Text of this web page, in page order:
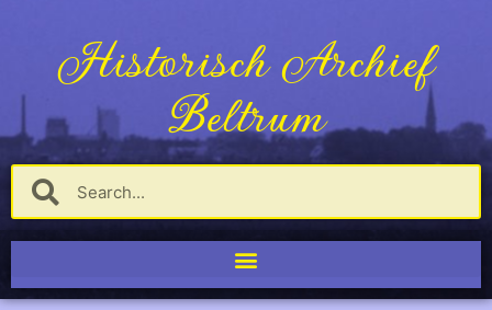
Historisch Archief
Beltrum